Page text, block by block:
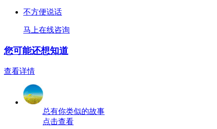
不方便说话
马上在线咨询
您可能还想知道
查看详情
总有你类似的故事
点击查看